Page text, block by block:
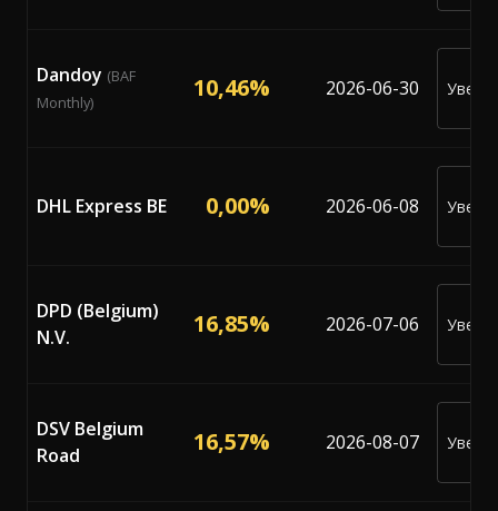
Dandoy (BAF
Monthly)
10,46% 2026-06-30
DHL Express BE 0,00% 2026-06-08
DPD (Belgium)
N.V.
16,85% 2026-07-06
DSV Belgium
Road
16,57% 2026-08-07